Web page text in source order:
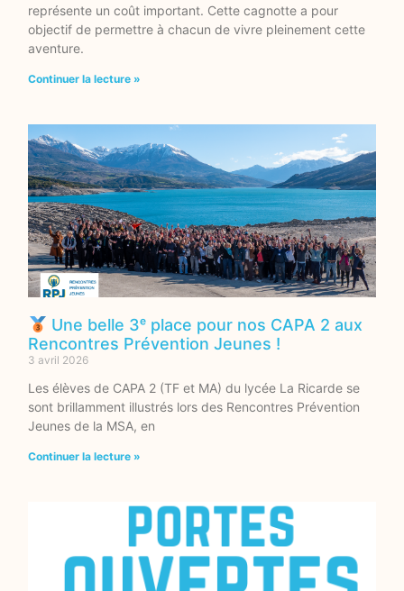
représente un coût important. Cette cagnotte a pour
objectif de permettre à chacun de vivre pleinement cette
aventure.
Continuer la lecture »
Une belle 3ᵉ place pour nos CAPA 2 aux
Rencontres Prévention Jeunes !
3 avril 2026
Les élèves de CAPA 2 (TF et MA) du lycée La Ricarde se
sont brillamment illustrés lors des Rencontres Prévention
Jeunes de la MSA, en
Continuer la lecture »